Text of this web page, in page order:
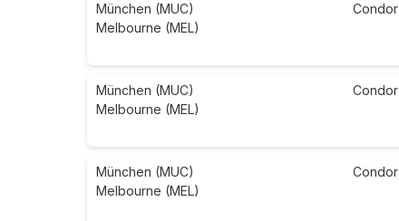
München (MUC)
Melbourne (MEL)
Condor
München (MUC)
Melbourne (MEL)
Condor
München (MUC)
Melbourne (MEL)
Condor